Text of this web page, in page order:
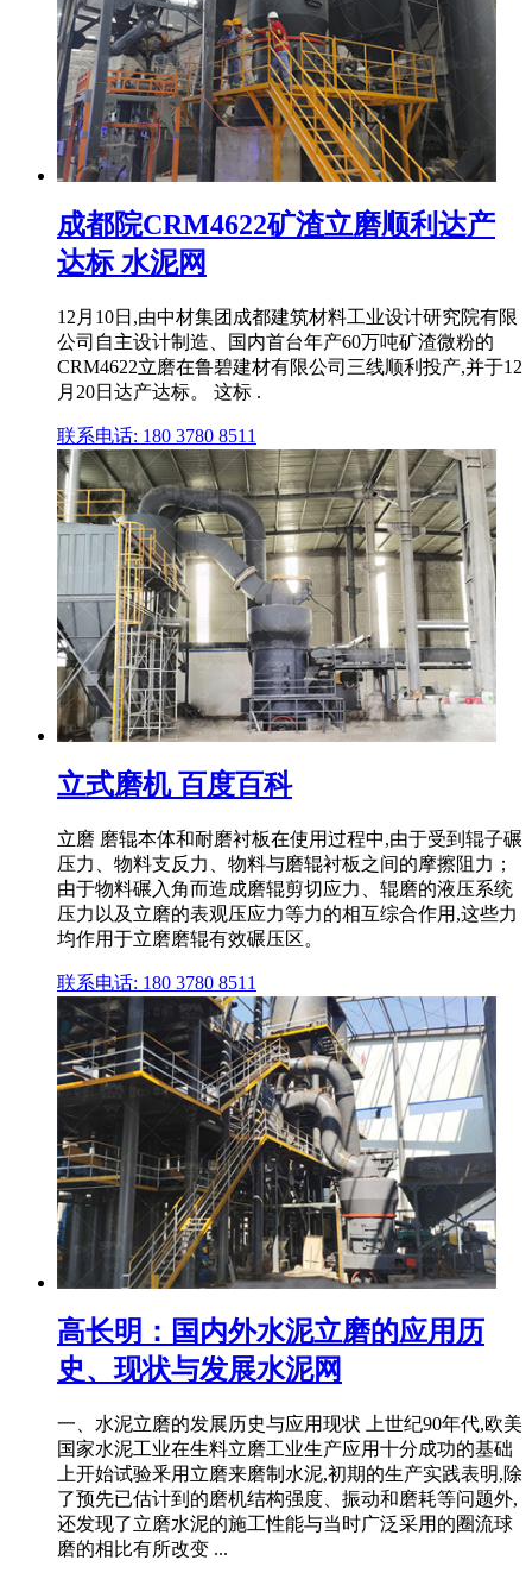
成都院CRM4622矿渣立磨顺利达产
达标 水泥网
12月10日,由中材集团成都建筑材料工业设计研究院有限
公司自主设计制造、国内首台年产60万吨矿渣微粉的
CRM4622立磨在鲁碧建材有限公司三线顺利投产,并于12
月20日达产达标。 这标 .
联系电话: 180 3780 8511
立式磨机 百度百科
立磨 磨辊本体和耐磨衬板在使用过程中,由于受到辊子碾
压力、物料支反力、物料与磨辊衬板之间的摩擦阻力；
由于物料碾入角而造成磨辊剪切应力、辊磨的液压系统
压力以及立磨的表观压应力等力的相互综合作用,这些力
均作用于立磨磨辊有效碾压区。
联系电话: 180 3780 8511
高长明：国内外水泥立磨的应用历
史、现状与发展水泥网
一、水泥立磨的发展历史与应用现状 上世纪90年代,欧美
国家水泥工业在生料立磨工业生产应用十分成功的基础
上开始试验釆用立磨来磨制水泥,初期的生产实践表明,除
了预先已估计到的磨机结构强度、振动和磨耗等问题外,
还发现了立磨水泥的施工性能与当时广泛采用的圈流球
磨的相比有所改变 ...